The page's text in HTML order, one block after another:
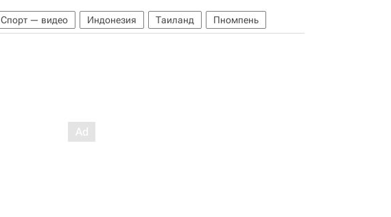
Спорт — видео Индонезия Таиланд Пномпень